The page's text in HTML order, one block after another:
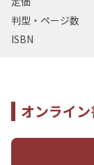
判型・ページ数
ISBN
オンライ